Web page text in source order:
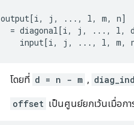
output[i, j, ..., l, m, n]
= diagonal[i, j, ..., l,
input[i, j, ..., l, m,
โดยที่ d = n - m ,
offset เป็นศูนย์ยกเว้นเมื่อก